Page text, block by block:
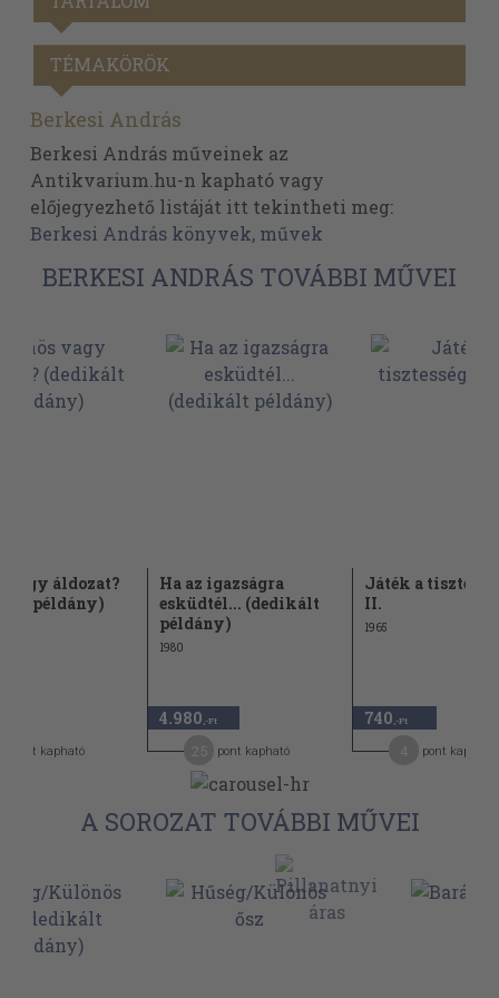
TÉMAKÖRÖK
Berkesi András
Berkesi András műveinek az
Antikvarium.hu-n kapható vagy
előjegyezhető listáját itt tekintheti meg:
Berkesi András könyvek, művek
BERKESI ANDRÁS TOVÁBBI MŰVEI
vagy áldozat?
példány)
pont kapható
Ha az igazságra
esküdtél... (dedikált
példány)
1980
4.980 ,-Ft
pont kapható
Játék a
II.
1965
740 ,-Ft
pont kapható
A SOROZAT TOVÁBBI MŰVEI